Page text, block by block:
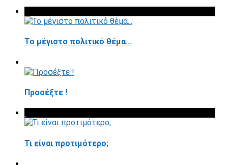
Το μέγιστο πολιτικό θέμα...
Προσέξτε !
Τι είναι προτιμότερο;